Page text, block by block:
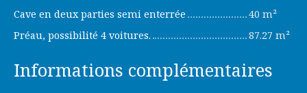
Cave en deux parties semi enterrée
40 m²
Préau, possibilité 4 voitures.
87.27 m²
Informations complémentaires